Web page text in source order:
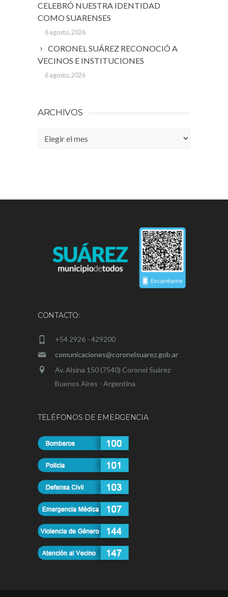
CELEBRÓ NUESTRA IDENTIDAD
COMO SUARENSES
6 agosto, 2026
CORONEL SUÁREZ RECONOCIÓ A
VECINOS E INSTITUCIONES
6 agosto, 2026
ARCHIVOS
Archivos
CONTACTO:
+54 2926 - 429200
comunicaciones@coronelsuarez.gob.ar
Av. Alsina 150 (7540) Coronel Suárez
Buenos Aires - Argentina
TELÉFONOS DE EMERGENCIA